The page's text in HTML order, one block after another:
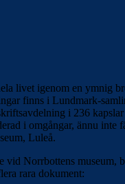
livet igenom en ymnig
finns i Lundmark-
i 236
i omgångar, ännu inte
Luleå.
vid Norrbottens museum,
rara dokument: